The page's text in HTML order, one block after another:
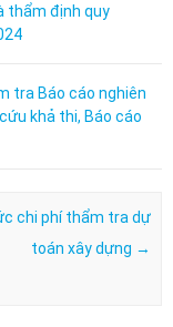
thẩm định quy
tra Báo cáo nghiên
khả thi, Báo cáo
chi phí thẩm tra dự
toán xây dựng →